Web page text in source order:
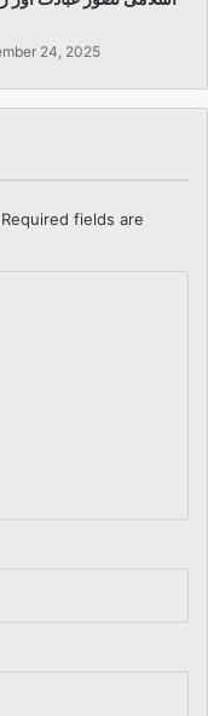
24, 2025
Required fields are